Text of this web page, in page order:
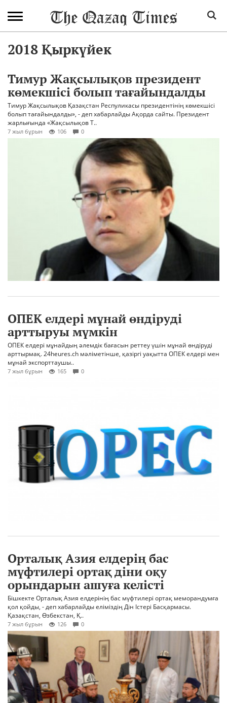
2018 Қыркүйек
Тимур Жақсылықов президент
көмекшісі болып тағайындалды
Тимур Жақсылықов Қазақстан Респуликасы президентінің көмекшісі
болып тағайындалды», - деп хабарлайды Ақорда сайты. Президент
жарлығында «Жақсылықов Т..
7 жыл бұрын 106 0
ОПЕК елдері мұнай өндіруді
арттыруы мүмкін
ОПЕК елдері мұнайдың әлемдік бағасын реттеу үшін мұнай өндіруді
арттырмақ. 24heures.ch мәліметінше, қазіргі уақытта ОПЕК елдері мен
мұнай экспорттаушы..
7 жыл бұрын 165 0
Орталық Азия елдерің бас
мүфтилері ортақ діни оқу
орындарын ашуға келісті
Бішкекте Орталық Азия елдерінің бас мүфтилері ортақ меморандумға
қол қойды, - деп хабарлайды еліміздің Дін Істері Басқармасы.
Қазақстан, Өзбекстан, Қ..
7 жыл бұрын 126 0